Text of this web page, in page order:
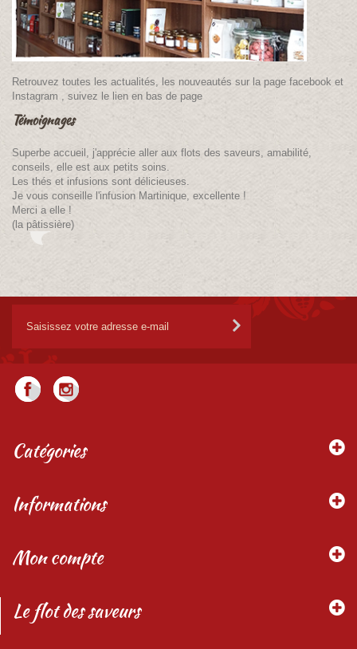
Retrouvez toutes les actualités, les nouveautés sur la page facebook et
Instagram , suivez le lien en bas de page
Témoignages
Superbe accueil, j'apprécie aller aux flots des saveurs, amabilité,
conseils, elle est aux petits soins.
Les thés et infusions sont délicieuses.
Je vous conseille l'infusion Martinique, excellente !
Merci a elle !
(la pâtissière)
Catégories
Informations
Mon compte
Le flot des saveurs